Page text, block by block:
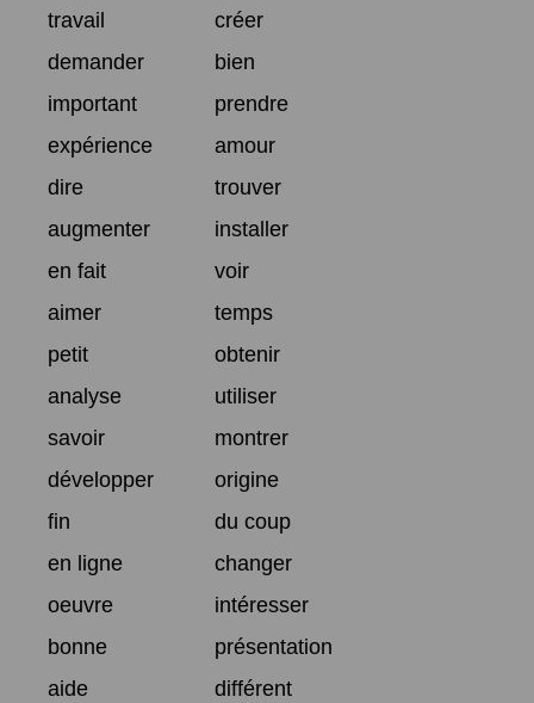
travail
créer
demander
bien
important
prendre
expérience
amour
dire
trouver
augmenter
installer
en fait
voir
aimer
temps
petit
obtenir
analyse
utiliser
savoir
montrer
développer
origine
fin
du coup
en ligne
changer
oeuvre
intéresser
bonne
présentation
aide
différent